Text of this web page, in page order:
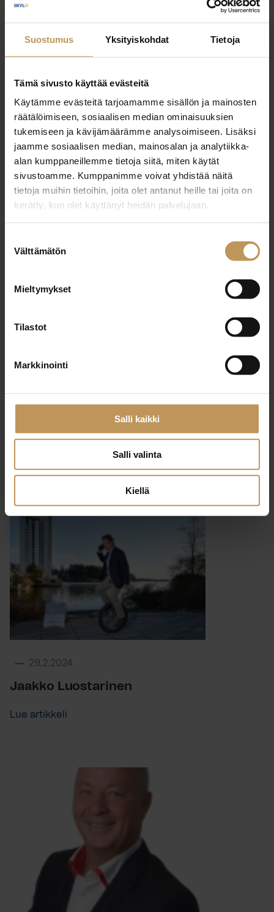
Suostumus Yksityiskohdat Tietoja
Tämä sivusto käyttää evästeitä
Käytämme evästeitä tarjoamamme sisällön ja mainosten
räätälöimiseen, sosiaalisen median ominaisuuksien
tukemiseen ja kävijämäärämme analysoimiseen. Lisäksi
jaamme sosiaalisen median, mainosalan ja analytiikka-
alan kumppaneillemme tietoja siitä, miten käytät
sivustoamme. Kumppanimme voivat yhdistää näitä
tietoja muihin tietoihin, joita olet antanut heille tai joita on
kerätty, kun olet käyttänyt heidän palvelujaan.
valinta
Välttämätön
Mieltymykset
Tilastot
Markkinointi
Salli kaikki
Salli valinta
Kiellä
29.2.2024
Martti Pitkänen
Lue artikkeli
Irma Manelius
Lue artikkeli
29.2.2024
Jaakko Luostarinen
Lue artikkeli